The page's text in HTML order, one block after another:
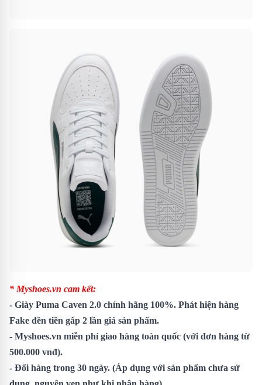
* Myshoes.vn cam kết:
- Giày Puma Caven 2.0 chính hãng 100%. Phát hiện hàng
Fake đền tiền gấp 2 lần giá sản phẩm.
- Myshoes.vn miễn phí giao hàng toàn quốc (với đơn hàng từ
500.000 vnđ).
- Đổi hàng trong 30 ngày. (Áp dụng với sản phẩm chưa sử